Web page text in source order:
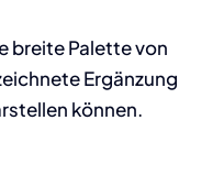
breite Palette von
Ergänzung
können.